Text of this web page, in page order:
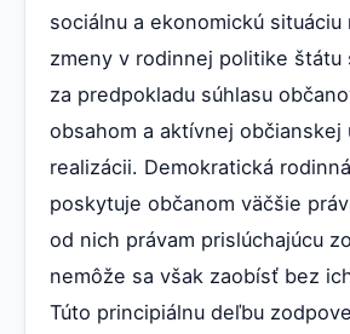
sociálnu a ekonomickú situáciu
zmeny v rodinnej politike štátu
za predpokladu súhlasu
obsahom a aktívnej občianskej
realizácii. Demokratická
poskytuje občanom väčšie
od nich právam prislúchajúcu
nemôže sa však zaobísť bez
Túto principiálnu deľbu